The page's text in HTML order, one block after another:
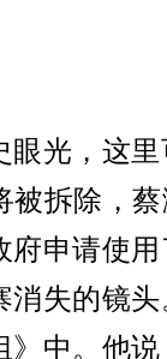
光，这
被拆除，
申请使
失的镜
中。他